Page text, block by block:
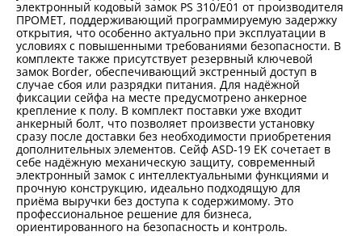
электронный кодовый замок PS 310/Е01 от производителя
ПРОМЕТ, поддерживающий программируемую задержку
открытия, что особенно актуально при эксплуатации в
условиях с повышенными требованиями безопасности. В
комплекте также присутствует резервный ключевой
замок Border, обеспечивающий экстренный доступ в
случае сбоя или разрядки питания. Для надёжной
фиксации сейфа на месте предусмотрено анкерное
крепление к полу. В комплект поставки уже входит
анкерный болт, что позволяет произвести установку
сразу после доставки без необходимости приобретения
дополнительных элементов. Сейф ASD-19 EK сочетает в
себе надёжную механическую защиту, современный
электронный замок с интеллектуальными функциями и
прочную конструкцию, идеально подходящую для
приёма выручки без доступа к содержимому. Это
профессиональное решение для бизнеса,
ориентированного на безопасность и контроль.